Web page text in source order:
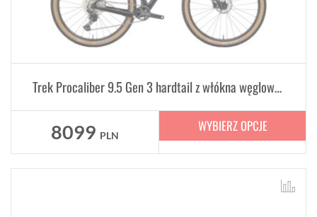
Trek Procaliber 9.5 Gen 3 hardtail z włókna węglowego
8099 PLN
WYBIERZ OPCJE